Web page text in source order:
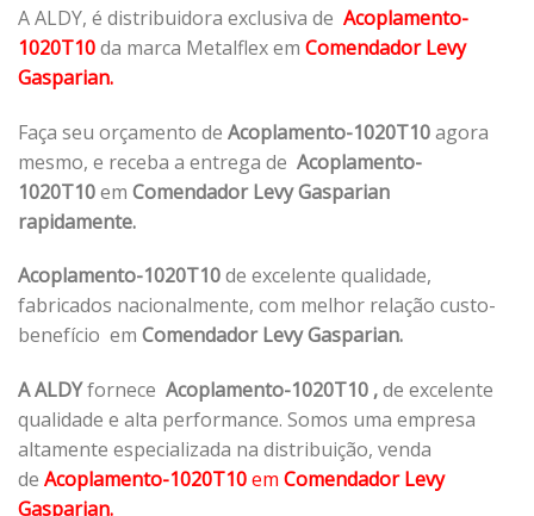
A ALDY, é distribuidora exclusiva de Acoplamento-
1020T10da marca Metalflex em Comendador Levy
Gasparian.
Faça seu orçamento de Acoplamento-1020T10agora
mesmo, e receba a entrega de Acoplamento-
1020T10em Comendador Levy Gasparian
rapidamente.
Acoplamento-1020T10de excelente qualidade,
fabricados nacionalmente, com melhor relação custo-
benefício em Comendador Levy Gasparian.
A ALDYfornece Acoplamento-1020T10 ,de excelente
qualidade e alta performance. Somos uma empresa
altamente especializada na distribuição, venda
de Acoplamento-1020T10em Comendador Levy
Gasparian.